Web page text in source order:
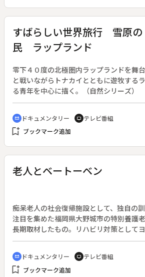
すばらしい世界旅行 雪原の
民 ラップランド
零下４０度の北極圏内ラップランドを舞
と戦いながらトナカイとともに遊牧する
る青年を中心に描く。（自然シリーズ）
cinematic_blur ドキュメンタリー tv テレビ番組
bookmark_add ブックマーク追加
老人とベートーベン
痴呆老人の社会復帰施設として、独自の
注目を集めた福岡県大野城市の特別養護
長期取材したもの。リハビリ対策として
た音楽療法を工夫し、障害を持つ５０人
ン・ハーモニカ、タンバリン、笛などで
命」を演奏させる。そうした身体的・精
す課程を追い、老人の生きがいを探る。
cinematic_blur ドキュメンタリー tv テレビ番組
bookmark_add ブックマーク追加